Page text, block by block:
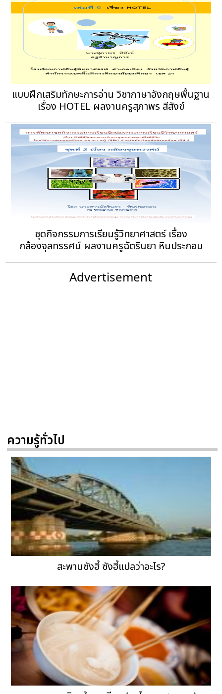
แบบฝึกเสริมทักษะการอ่าน วิชาภาษาอังกฤษพื้นฐาน
เรื่อง HOTEL ผลงานครูสุภาพร สีสังข์
ชุดกิจกรรมการเรียนรู้วิทยาศาสตร์ เรื่อง
กล้องจุลทรรศน์ ผลงานครูฉัตรินยา หินประกอบ
Advertisement
ความรู้ทั่วไป
สะพานซังฮี้ ซังฮี้แปลว่าอะไร?